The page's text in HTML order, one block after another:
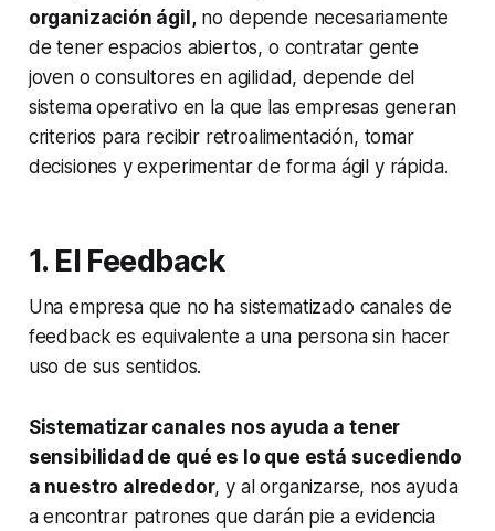
organización ágil,no depende necesariamente
de tener espacios abiertos, o contratar gente
joven o consultores en agilidad, depende del
sistema operativo en la que las empresas generan
criterios para recibir retroalimentación, tomar
decisiones y experimentar de forma ágil y rápida.
1. El Feedback
Una empresa que no ha sistematizado canales de
feedbackes equivalente a una persona sin hacer
uso de sus sentidos.
Sistematizar canales nos ayuda a tener
sensibilidad de qué es lo que está sucediendo
a nuestro alrededor, y al organizarse, nos ayuda
a encontrar patrones que darán pie a evidencia